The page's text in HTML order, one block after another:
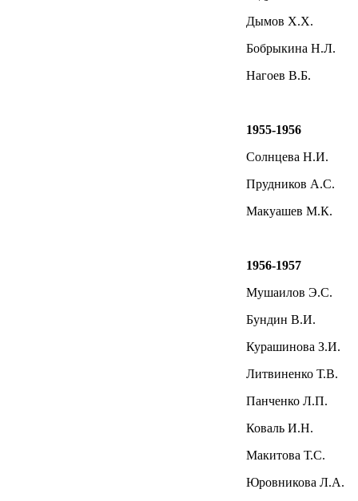
Дымов Х.Х.
Бобрыкина Н.Л.
Нагоев В.Б.
1955-1956
Солнцева Н.И.
Прудников А.С.
Макуашев М.К.
1956-1957
Мушаилов Э.С.
Бундин В.И.
Курашинова З.И.
Литвиненко Т.В.
Панченко Л.П.
Коваль И.Н.
Макитова Т.С.
Юровникова Л.А.